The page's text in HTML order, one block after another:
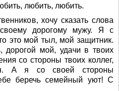
любить, любить.
хочу сказать слова
дорогому мужу. Я с
это мой тыл, мой защитник.
дорогой мой, удачи в твоих
со стороны твоих коллег,
А я со своей стороны
беречь семейный уют! С